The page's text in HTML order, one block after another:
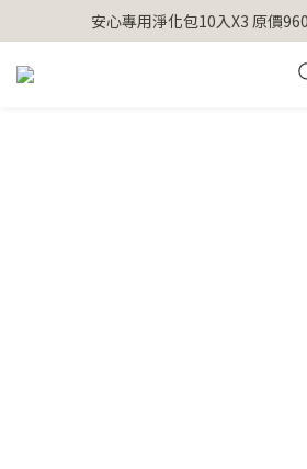
【官網獨家】首次消費 不限金額 即送
安心專用淨化包10入X3 原價
氣場淨化全系列 66折